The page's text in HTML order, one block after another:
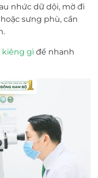
nhức dữ dội, mờ đi
sưng phù, cần
kiêng gì để nhanh